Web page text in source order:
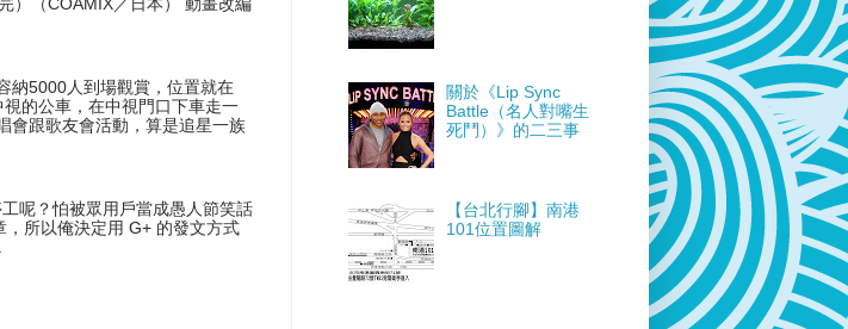
納5000人到場觀賞，位置就在
的公車，在中視門口下車走一
會跟歌友會活動，算是追星一族
呢？怕被眾用戶當成愚人節笑話
所以俺決定用 G+ 的發文方式
關於《Lip Sync
Battle（名人對嘴生
死鬥）》的二三事
【台北行腳】南港
101位置圖解